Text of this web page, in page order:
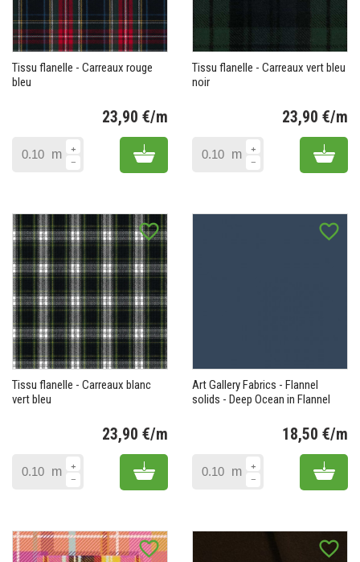
Tissu flanelle - Carreaux rouge
bleu
23,90 €/m
m Add to cart
Tissu flanelle - Carreaux vert bleu
noir
23,90 €/m
m Add
favorite_border
Tissu flanelle - Carreaux blanc
vert bleu
23,90 €/m
m Add to cart
favorite_border
Art Gallery Fabrics - Flannel
solids - Deep Ocean in Flannel
18,50 €/m
m Add
favorite_border favorite_border